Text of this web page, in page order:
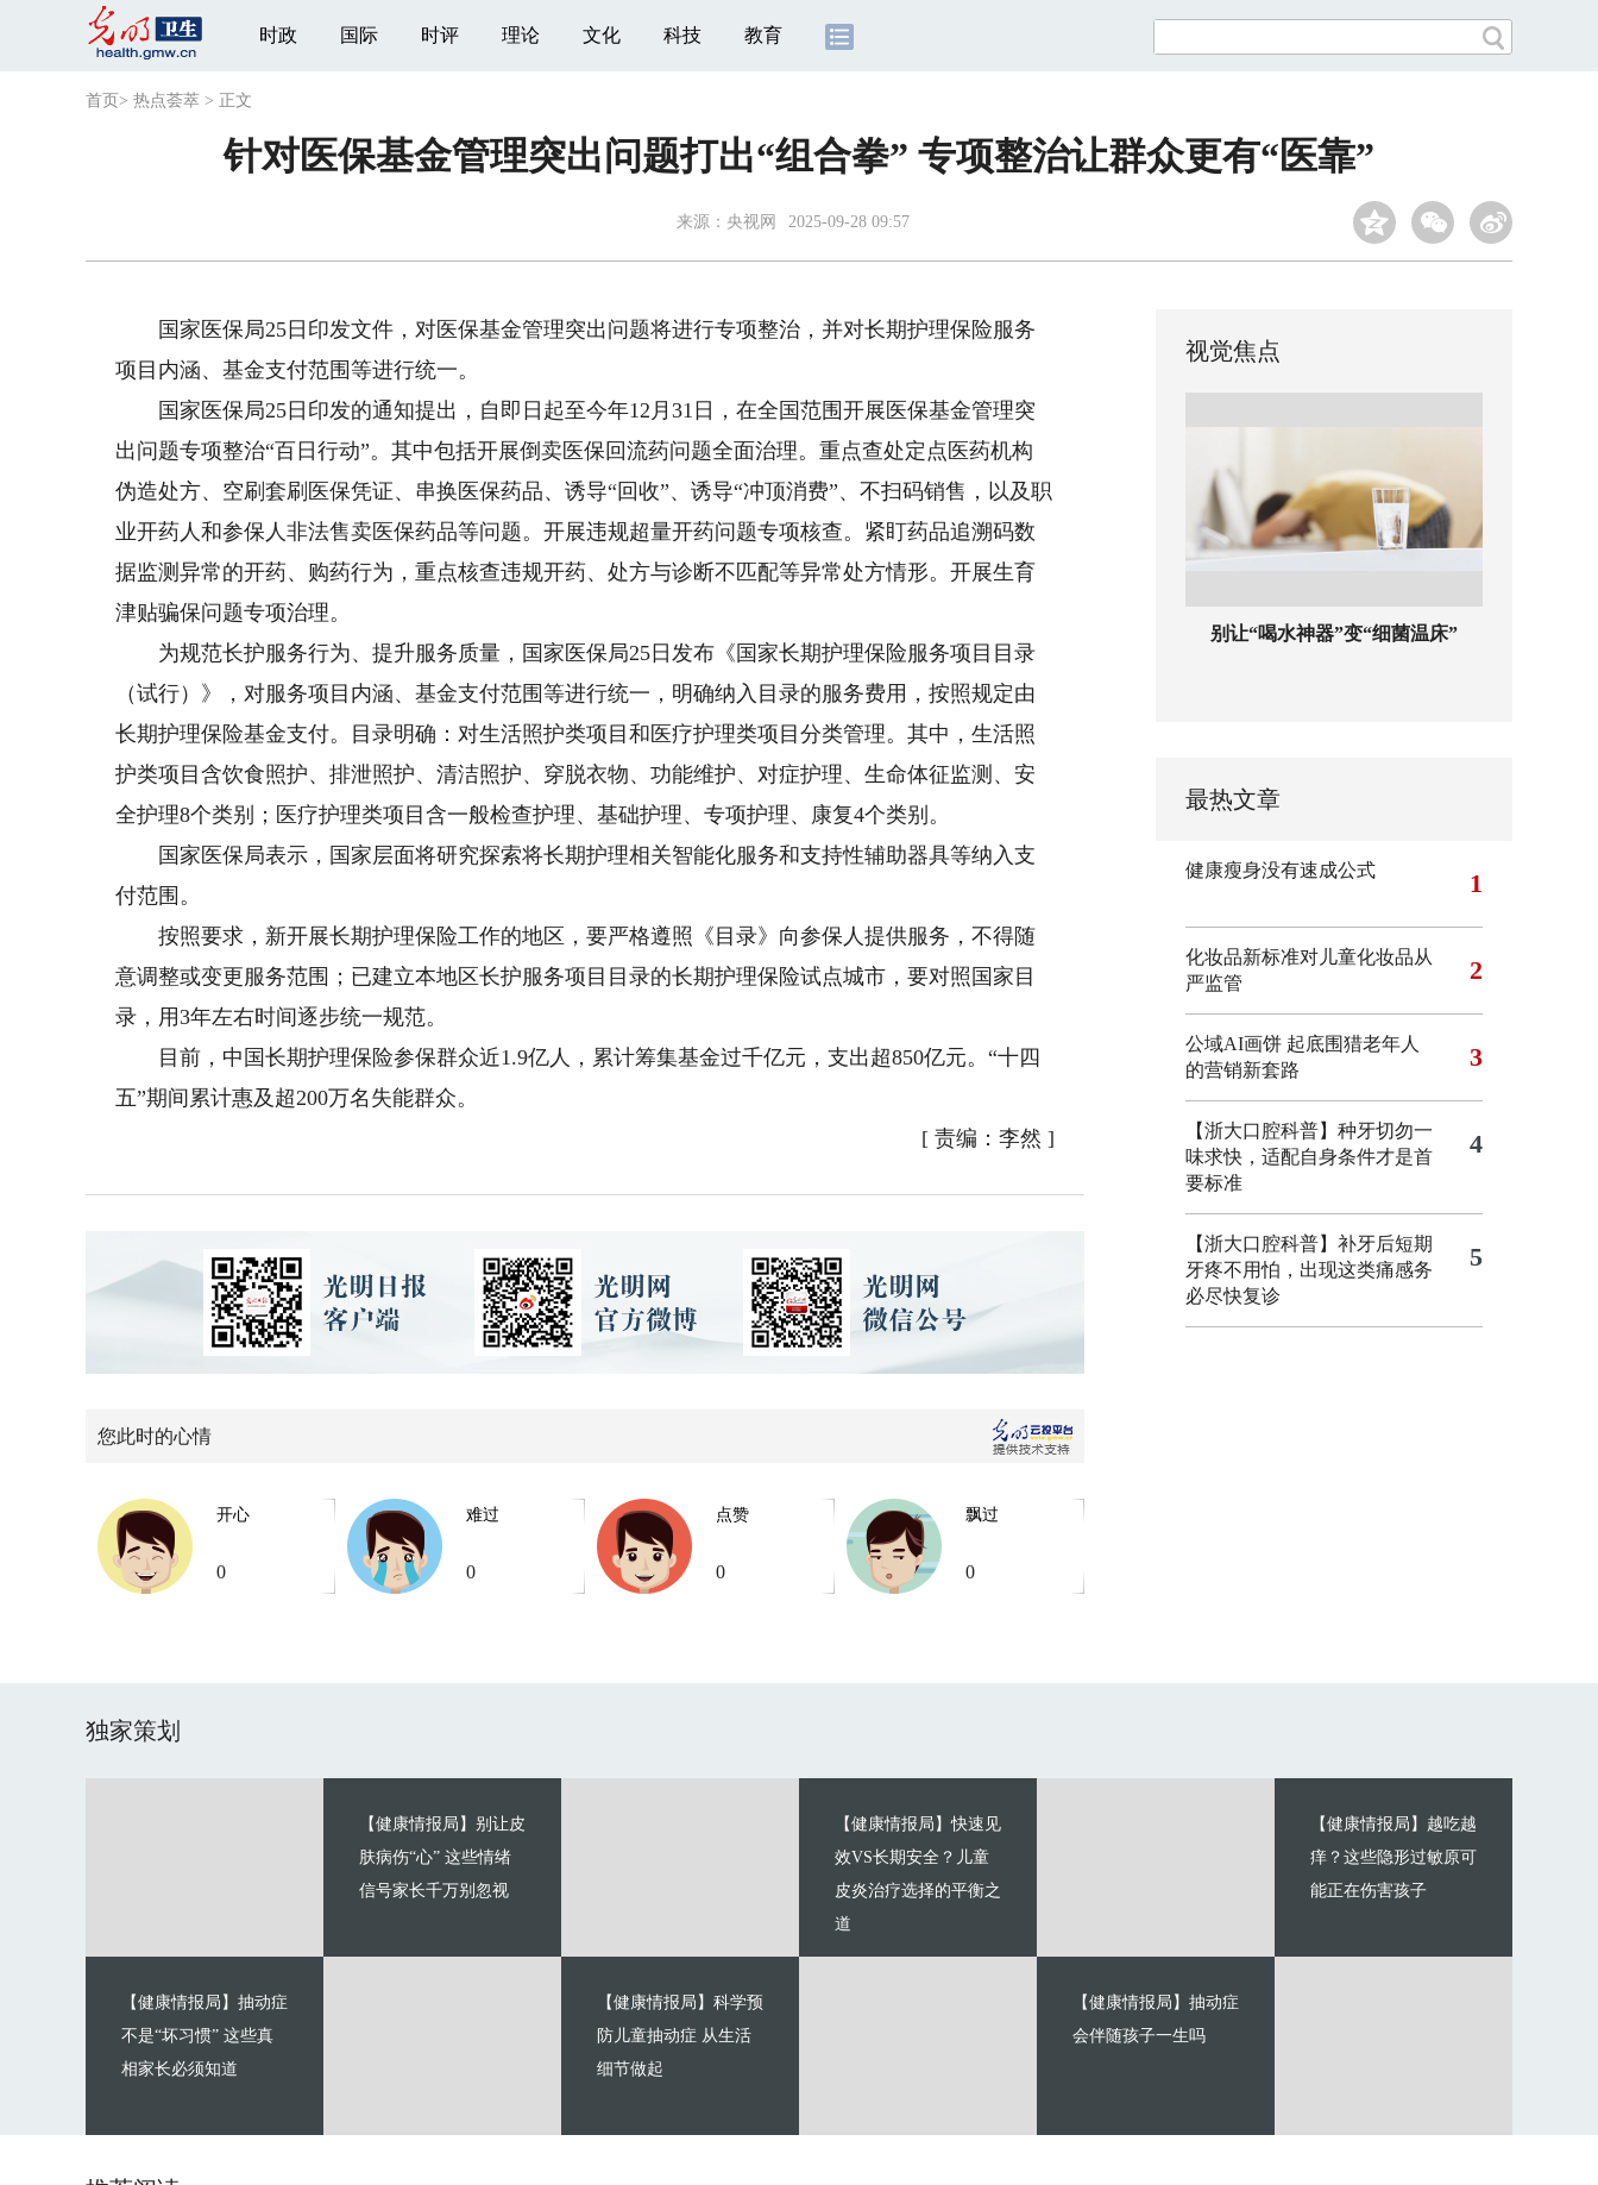
时政 国际 时评 理论 文化 科技 教育
首页 > 热点荟萃 > 正文
针对医保基金管理突出问题打出“组合拳” 专项整治让群众更有“医靠”
来源： 央视网 2025-09-28 09:57
国家医保局25日印发文件，对医保基金管理突出问题将进行专项整治，并对长期护理保险服务
项目内涵、基金支付范围等进行统一。
国家医保局25日印发的通知提出，自即日起至今年12月31日，在全国范围开展医保基金管理突
出问题专项整治“百日行动”。其中包括开展倒卖医保回流药问题全面治理。重点查处定点医药机构
伪造处方、空刷套刷医保凭证、串换医保药品、诱导“回收”、诱导“冲顶消费”、不扫码销售，以及职
业开药人和参保人非法售卖医保药品等问题。开展违规超量开药问题专项核查。紧盯药品追溯码数
据监测异常的开药、购药行为，重点核查违规开药、处方与诊断不匹配等异常处方情形。开展生育
津贴骗保问题专项治理。
为规范长护服务行为、提升服务质量，国家医保局25日发布《国家长期护理保险服务项目目录
（试行）》，对服务项目内涵、基金支付范围等进行统一，明确纳入目录的服务费用，按照规定由
长期护理保险基金支付。目录明确：对生活照护类项目和医疗护理类项目分类管理。其中，生活照
护类项目含饮食照护、排泄照护、清洁照护、穿脱衣物、功能维护、对症护理、生命体征监测、安
全护理8个类别；医疗护理类项目含一般检查护理、基础护理、专项护理、康复4个类别。
国家医保局表示，国家层面将研究探索将长期护理相关智能化服务和支持性辅助器具等纳入支
付范围。
按照要求，新开展长期护理保险工作的地区，要严格遵照《目录》向参保人提供服务，不得随
意调整或变更服务范围；已建立本地区长护服务项目目录的长期护理保险试点城市，要对照国家目
录，用3年左右时间逐步统一规范。
目前，中国长期护理保险参保群众近1.9亿人，累计筹集基金过千亿元，支出超850亿元。“十四
五”期间累计惠及超200万名失能群众。
[ 责编：李然 ]
您此时的心情
开心
0
难过
0
点赞
0
飘过
0
视觉焦点
别让“喝水神器”变“细菌温床”
最热文章
健康瘦身没有速成公式 1
化妆品新标准对儿童化妆品从
严监管
2
公域AI画饼 起底围猎老年人
的营销新套路
3
【浙大口腔科普】种牙切勿一
味求快，适配自身条件才是首
要标准
4
【浙大口腔科普】补牙后短期
牙疼不用怕，出现这类痛感务
必尽快复诊
5
独家策划
【健康情报局】别让皮
肤病伤“心” 这些情绪
信号家长千万别忽视
【健康情报局】抽动症
不是“坏习惯” 这些真
相家长必须知道
【健康情报局】快速见
效VS长期安全？儿童
皮炎治疗选择的平衡之
道
【健康情报局】科学预
防儿童抽动症 从生活
细节做起
【健康情报局】越吃越
痒？这些隐形过敏原可
能正在伤害孩子
【健康情报局】抽动症
会伴随孩子一生吗